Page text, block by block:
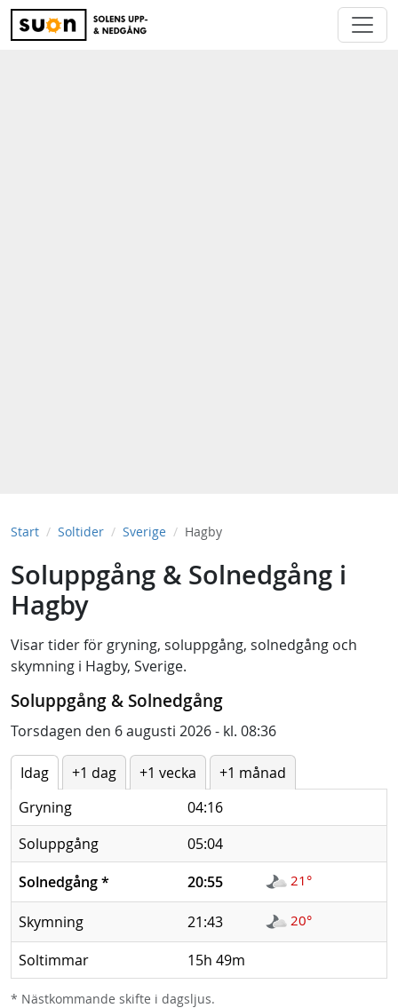
Start Soltider Sverige Hagby
Soluppgång & Solnedgång i
Hagby
Visar tider för gryning, soluppgång, solnedgång och
skymning i Hagby, Sverige.
Soluppgång & Solnedgång
Torsdagen den 6 augusti 2026 - kl. 08:36
Idag +1 dag +1 vecka
+1 månad
Gryning
04:16
Soluppgång
05:04
Solnedgång* 20:55 21°
Skymning 21:43 20°
Soltimmar 15h 49m
* Nästkommande skifte i dagsljus.